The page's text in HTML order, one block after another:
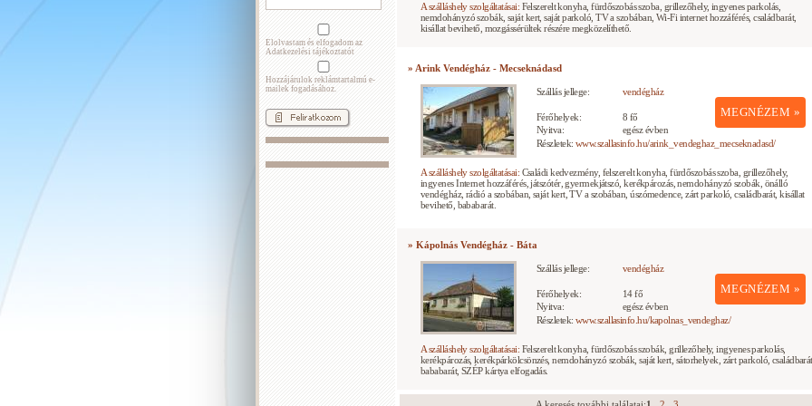
Elolvastam és elfogadom az
Adatkezelési tájékoztatót
Hozzájárulok reklámtartalmú e-
mailek fogadásához.
A szálláshely szolgáltatásai: Felszerelt konyha, fürdőszobás szoba, grillezőhely, ingyenes parkolás,
nemdohányzó szobák, saját kert, saját parkoló, TV a szobában, Wi-Fi internet hozzáférés, családbarát,
kisállat bevihető, mozgássérültek részére megközelíthető.
» Arink Vendégház - Mecseknádasd
Szállás jellege: vendégház
MEGNÉZEM »
Férőhelyek:
8 fő
Nyitva:
egész évben
Részletek: www.szallasinfo.hu/arink_vendeghaz_mecseknadasd/
A szálláshely szolgáltatásai: Családi kedvezmény, felszerelt konyha, fürdőszobás szoba, grillezőhely,
ingyenes Internet hozzáférés, játszótér, gyermekjátszó, kerékpározás, nemdohányzó szobák, önálló
vendégház, rádió a szobában, saját kert, TV a szobában, úszómedence, zárt parkoló, családbarát, kisállat
bevihető, bababarát.
» Kápolnás Vendégház - Báta
Szállás jellege: vendégház
MEGNÉZEM »
Férőhelyek:
14 fő
Nyitva:
egész évben
Részletek: www.szallasinfo.hu/kapolnas_vendeghaz/
A szálláshely szolgáltatásai: Felszerelt konyha, fürdőszobás szobák, grillezőhely, ingyenes parkolás,
kerékpározás, kerékpárkölcsönzés, nemdohányzó szobák, saját kert, sátorhelyek, zárt parkoló,
bababarát, SZÉP kártya elfogadás.